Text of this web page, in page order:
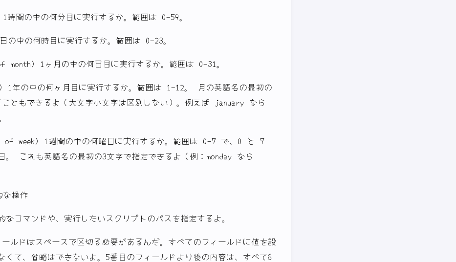
時間の中の何分目に実行するか。範囲は 0-59。
中の何時目に実行するか。範囲は 0-23。
month) 1ヶ月の中の何日目に実行するか。範囲は 0-31。
1年の中の何ヶ月目に実行するか。範囲は 1-12。 月の英語名の最初の
こともできるよ（大文字小文字は区別しない）。例えば january なら
of week) 1週間の中の何曜日に実行するか。範囲は 0-7 で、0 と 7
。 これも英語名の最初の3文字で指定できるよ（例：monday なら
な操作
なコマンドや、実行したいスクリプトのパスを指定するよ。
ルドはスペースで区切る必要があるんだ。すべてのフィールドに値を設
くて、省略はできないよ。5番目のフィールドより後の内容は、すべて6